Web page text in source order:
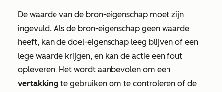
De waarde van de bron-eigenschap moet zijn
ingevuld. Als de bron-eigenschap geen waarde
heeft, kan de doel-eigenschap leeg blijven of een
lege waarde krijgen, en kan de actie een fout
opleveren. Het wordt aanbevolen om een
vertakking te gebruiken om te controleren of de